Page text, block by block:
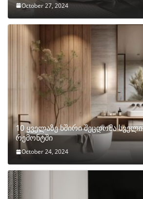
October 27, 2024
10 ყველაზე ხშირი შეცდომა
რემონტში
October 24, 2024